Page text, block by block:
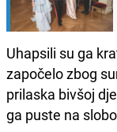
Uhapsili su ga
započelo zbog
prilaska bivšoj
ga puste na